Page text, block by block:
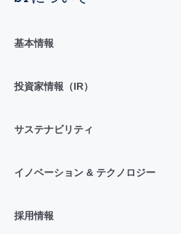
基本情報
投資家情報（IR）
サステナビリティ
イノベーション & テクノロジー
採用情報